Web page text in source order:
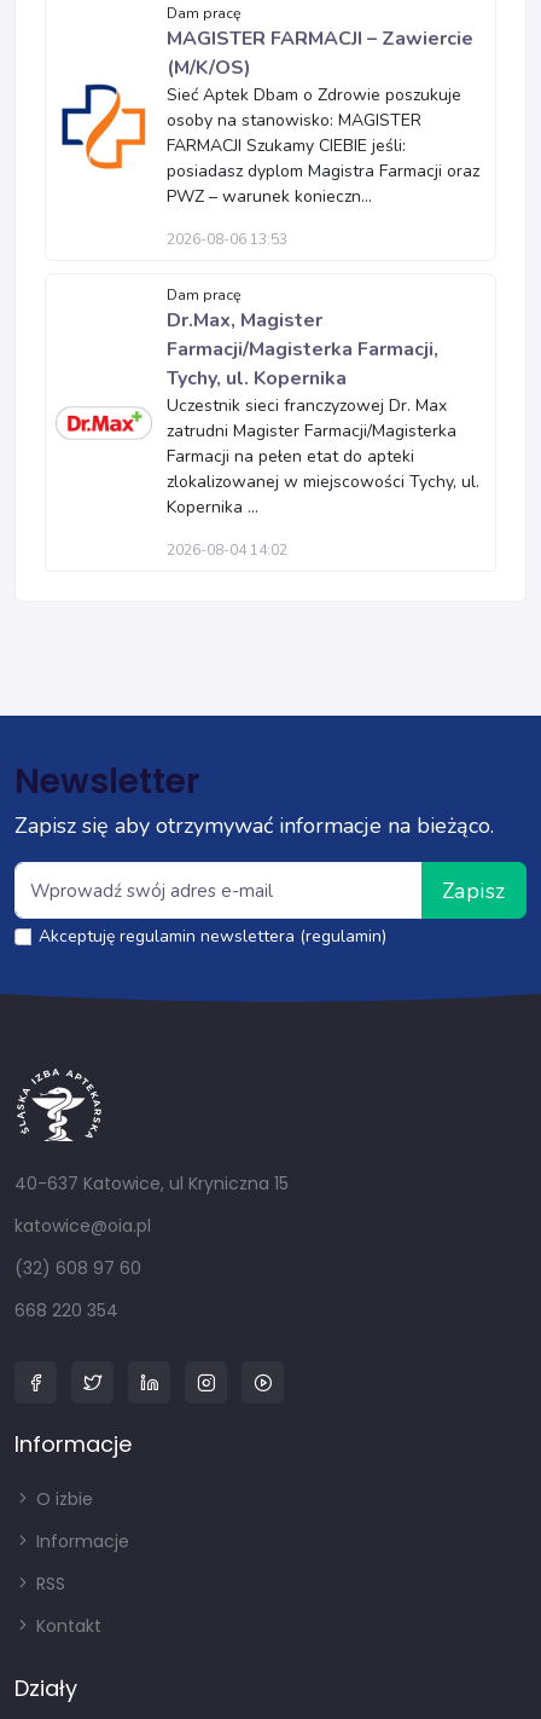
Dam pracę
MAGISTER FARMACJI – Zawiercie
(M/K/OS)
Sieć Aptek Dbam o Zdrowie poszukuje
osoby na stanowisko: MAGISTER
FARMACJI Szukamy CIEBIE jeśli:
posiadasz dyplom Magistra Farmacji oraz
PWZ – warunek konieczn...
2026-08-06 13:53
Dam pracę
Dr.Max, Magister
Farmacji/Magisterka Farmacji,
Tychy, ul. Kopernika
Uczestnik sieci franczyzowej Dr. Max
zatrudni Magister Farmacji/Magisterka
Farmacji na pełen etat do apteki
zlokalizowanej w miejscowości Tychy, ul.
Kopernika ...
2026-08-04 14:02
Newsletter
Zapisz się aby otrzymywać informacje na bieżąco.
Zapisz
Akceptuję regulamin newslettera (regulamin)
40-637 Katowice, ul Kryniczna 15
katowice@oia.pl
(32) 608 97 60
668 220 354
Informacje
O izbie
Informacje
RSS
Kontakt
Działy